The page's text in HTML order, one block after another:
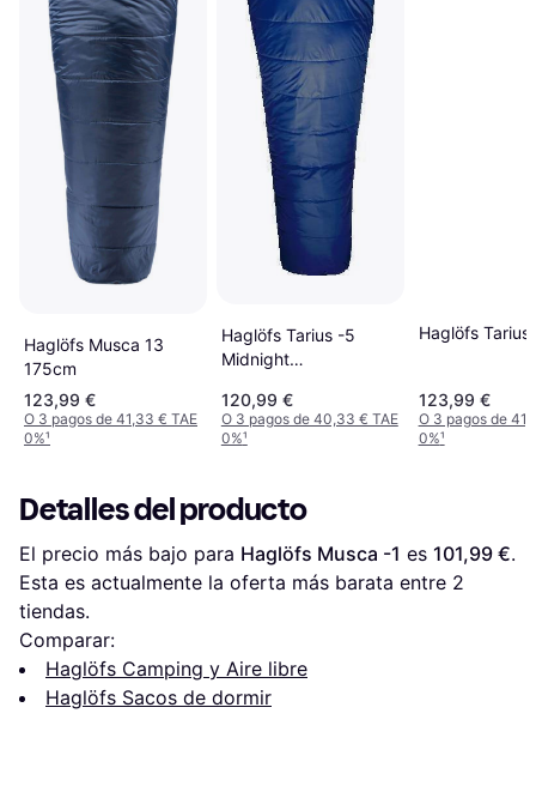
Haglöfs Musca 13
175cm
123,99 €
O 3 pagos de 41,33 € TAE
0%¹
Haglöfs Tarius -5
Midnight
120,99 €
O 3 pagos de 40,33 € TAE
0%¹
Haglöfs Tarius
123,99 €
O 3 pagos de
0%¹
Detalles del producto
El precio más bajo para Haglöfs Musca -1 es 101,99 €.
Esta es actualmente la oferta más barata entre 2
tiendas.
Comparar:
Haglöfs Camping y Aire libre
Haglöfs Sacos de dormir